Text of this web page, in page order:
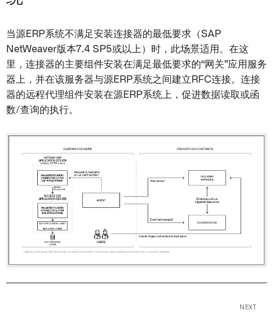
当源ERP系统不满足安装连接器的最低要求（SAP
NetWeaver版本7.4 SP5或以上）时，此场景适用。在这
里，连接器的主要组件安装在满足最低要求的“网关”应用服务
器上，并在该服务器与源ERP系统之间建立RFC连接。连接
器的远程代理组件安装在源ERP系统上，促进数据读取或函
数/查询的执行。
NEXT